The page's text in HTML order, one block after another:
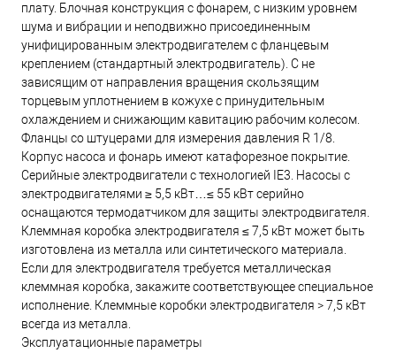
плату. Блочная конструкция с фонарем, с низким уровнем
шума и вибрации и неподвижно присоединенным
унифицированным электродвигателем с фланцевым
креплением (стандартный электродвигатель). С не
зависящим от направления вращения скользящим
торцевым уплотнением в кожухе с принудительным
охлаждением и снижающим кавитацию рабочим колесом.
Фланцы со штуцерами для измерения давления R 1/8.
Корпус насоса и фонарь имеют катафорезное покрытие.
Серийные электродвигатели с технологией IE3. Насосы с
электродвигателями ≥ 5,5 кВт…≤ 55 кВт серийно
оснащаются термодатчиком для защиты электродвигателя.
Клеммная коробка электродвигателя ≤ 7,5 кВт может быть
изготовлена из металла или синтетического материала.
Если для электродвигателя требуется металлическая
клеммная коробка, закажите соответствующее специальное
исполнение. Клеммные коробки электродвигателя > 7,5 кВт
всегда из металла.
Эксплуатационные параметры